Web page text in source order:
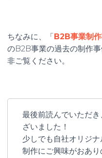
ちなみに、「B2B事業制作
のB2B事業の過去の制作
非ご覧ください。
最後前読んでいただ
ざいました！
少しでも自社オリジ
制作にご興味がおあ